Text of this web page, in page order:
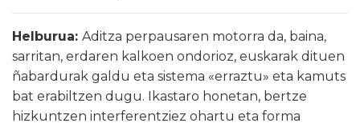
Helburua: Aditza perpausaren motorra da, baina,
sarritan, erdaren kalkoen ondorioz, euskarak dituen
ñabardurak galdu eta sistema «erraztu» eta kamuts
bat erabiltzen dugu. Ikastaro honetan, bertze
hizkuntzen interferentziez ohartu eta forma